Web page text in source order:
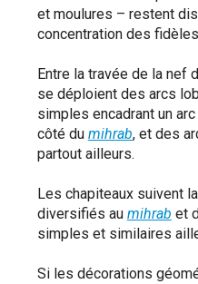
et moulures – restent
concentration des
Entre la travée de la nef
se déploient des arcs
simples encadrant un
côté du mihrab, et des
partout ailleurs.
Les chapiteaux suivent
diversifiés au mihrab et
simples et similaires
Si les décorations